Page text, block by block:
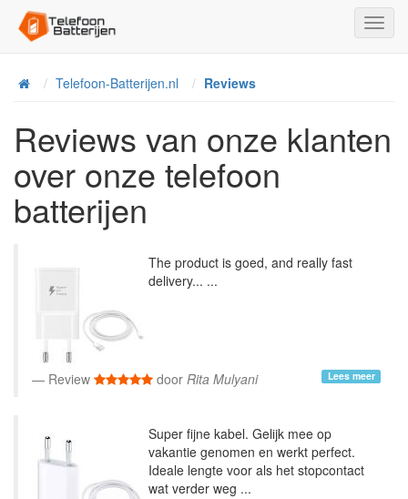
HomeTelefoon-Batterijen.nl Reviews
Reviews van onze klanten
over onze telefoon
batterijen
The product is goed, and really fast
delivery... ...
Review door Rita Mulyani Lees meer
Super fijne kabel. Gelijk mee op
vakantie genomen en werkt perfect.
Ideale lengte voor als het stopcontact
wat verder weg ...